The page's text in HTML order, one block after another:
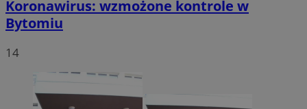
Koronawirus: wzmożone kontrole w
Bytomiu
14